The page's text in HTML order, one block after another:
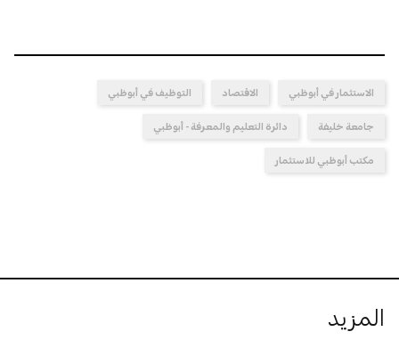
الاستثمار في أبوظبي الاقتصاد التوظيف في أبوظبي
جامعة خليفة دائرة التعليم والمعرفة - أبوظبي
مكتب أبوظبي للاستثمار
المزيد